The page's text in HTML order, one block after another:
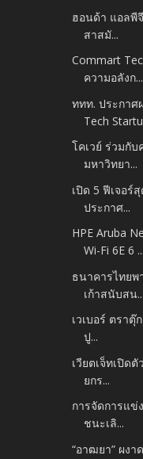
ฮอนด้า แอลพี
สาสมั...
Commart
ความอลังก...
ททท. ประกาศ
Tech
โคเวย์ ร่วมกั
มหาวิทยา...
เปิด 5 ฟีเจอร์
ประกาศ...
HPE Aruba
Wi-Fi 6E 6 ...
ธนาคารไทย
เก้าสนับสน...
เวเบอร์ ตรา
ปู...
เวียตเจ็ทเปิด
ยกร...
การจัดการแข่
ชนะเลิ...
“อาฒยา” ผง